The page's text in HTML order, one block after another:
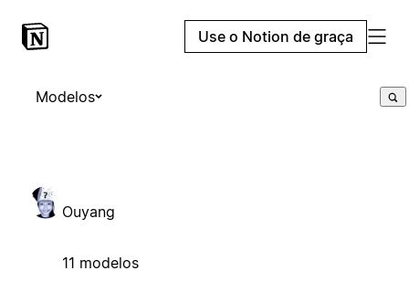
Use o Notion de graça
Modelos
Ouyang
11 modelos